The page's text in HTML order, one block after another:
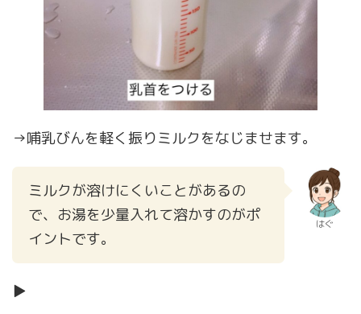
→哺乳びんを軽く振りミルクをなじませます。
ミルクが溶けにくいことがあるの
で、お湯を少量入れて溶かすのがポ
イントです。
はぐ
▶